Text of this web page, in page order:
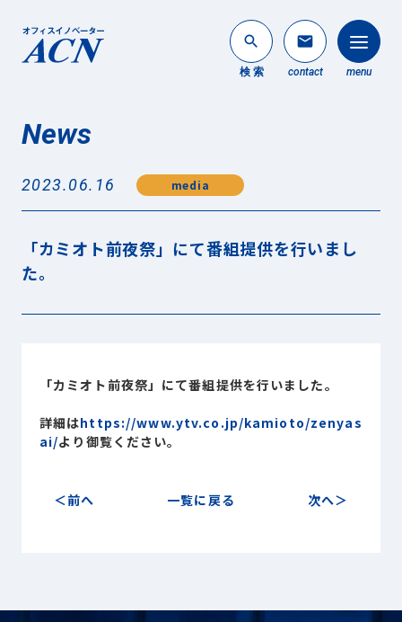
search
検 索
mail
contact menu
法人のお客様
個人のお客様
About ACN
ACNについて
事業内容
サステナビリティ
News
2023.06.16 media
「カミオト前夜祭」にて番組提供を行いまし
た。
「カミオト前夜祭」にて番組提供を行いました。
詳細はhttps://www.ytv.co.jp/kamioto/zenyas
ai/より御覧ください。
前へ 一覧に戻る 次へ